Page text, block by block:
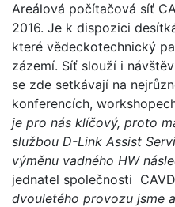
Areálová počítačová síť
2016. Je k dispozici
které vědeckotechnický
zázemí. Síť slouží i
se zde setkávají na
konferencích,
je pro nás klíčový, proto
službou D-Link Assist
výměnu vadného HW
jednatel společnosti
dvouletého provozu jsme